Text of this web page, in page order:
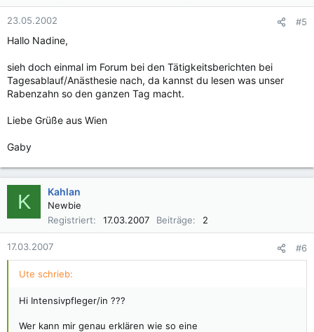
23.05.2002 #5
Hallo Nadine,
sieh doch einmal im Forum bei den Tätigkeitsberichten bei
Tagesablauf/Anästhesie nach, da kannst du lesen was unser
Rabenzahn so den ganzen Tag macht.
Liebe Grüße aus Wien
Gaby
K Kahlan
Newbie
Registriert
17.03.2007 Beiträge 2
17.03.2007 #6
Ute schrieb:
Hi Intensivpfleger/in ???
Wer kann mir genau erklären wie so eine